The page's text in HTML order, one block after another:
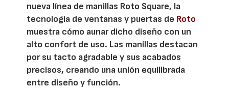
nueva línea de manillas Roto Square, la
tecnología de ventanas y puertas de Roto
muestra cómo aunar dicho diseño con un
alto confort de uso. Las manillas destacan
por su tacto agradable y sus acabados
precisos, creando una unión equilibrada
entre diseño y función.